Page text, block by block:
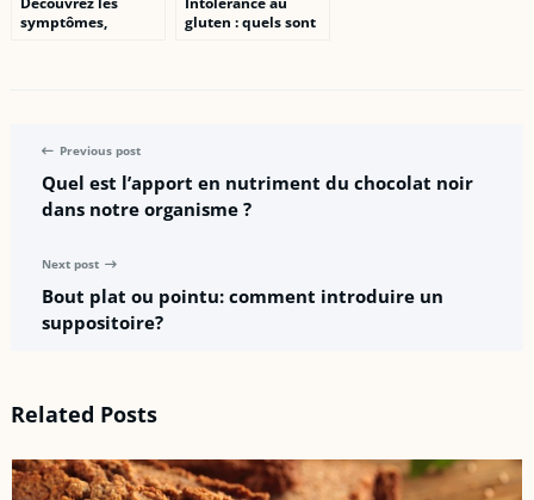
symptômes,
gluten : quels sont
Previous post
Quel est l’apport en nutriment du chocolat noir
dans notre organisme ?
Next post
Bout plat ou pointu: comment introduire un
suppositoire?
Related Posts